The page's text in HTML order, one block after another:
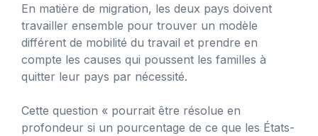
En matière de migration, les deux pays doivent
travailler ensemble pour trouver un modèle
différent de mobilité du travail et prendre en
compte les causes qui poussent les familles à
quitter leur pays par nécessité.
Cette question « pourrait être résolue en
profondeur si un pourcentage de ce que les États-